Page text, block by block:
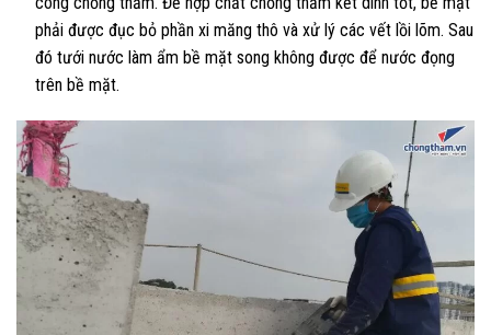
phải được đục bỏ phần xi măng thô và xử lý các vết lồi lõm. Sau
đó tưới nước làm ẩm bề mặt song không được để nước đọng
trên bề mặt.